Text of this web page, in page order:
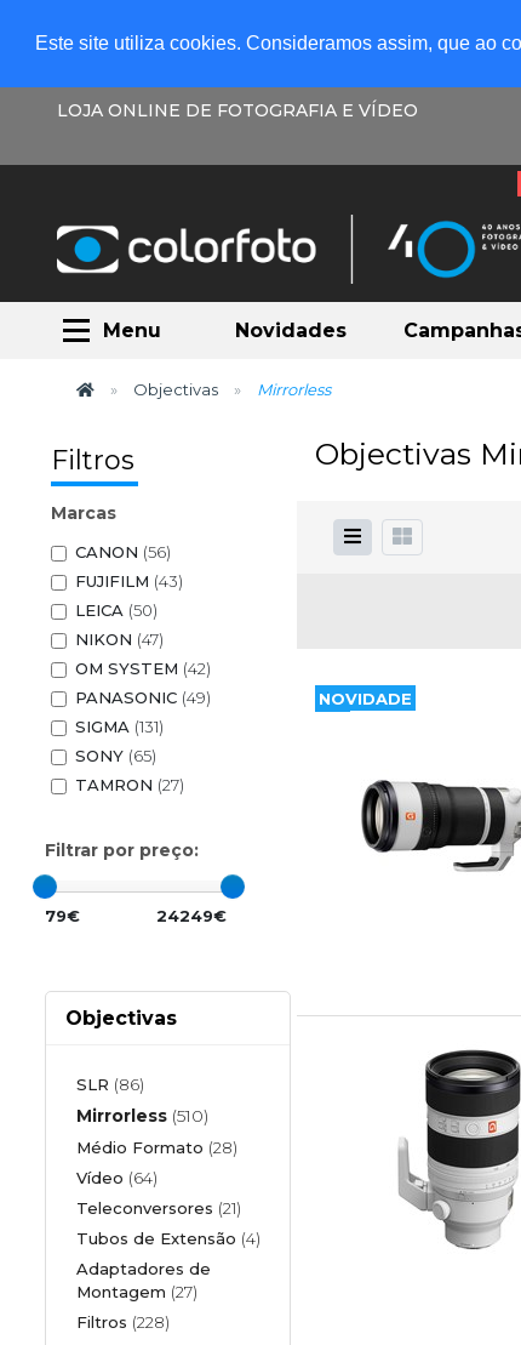
Este site utiliza cookies. Consideramos assim, que ao
LOJA ONLINE DE FOTOGRAFIA E VÍDEO
Menu Novidades
Objectivas Mirrorless
Filtros
Marcas
CANON (56)
FUJIFILM (43)
LEICA (50)
NIKON (47)
OM SYSTEM (42)
PANASONIC (49)
SIGMA (131)
SONY (65)
TAMRON (27)
Filtrar por preço:
79€ 24249€
Objectivas
SLR (86)
Mirrorless (510)
Médio Formato (28)
Vídeo (64)
Teleconversores (21)
Tubos de Extensão (4)
Adaptadores de
Montagem (27)
Filtros (228)
Objectivas
NOVIDADE